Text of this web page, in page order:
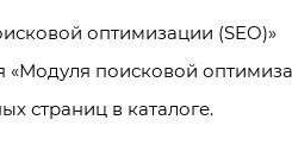
оптимизации (SEO)»
поисковой
страниц в каталоге.